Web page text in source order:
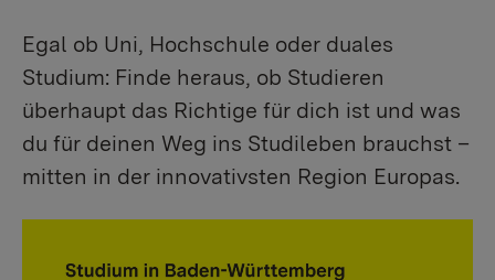
Egal ob Uni, Hochschule oder duales
Studium: Finde heraus, ob Studieren
überhaupt das Richtige für dich ist und was
du für deinen Weg ins Studileben brauchst –
mitten in der innovativsten Region Europas.